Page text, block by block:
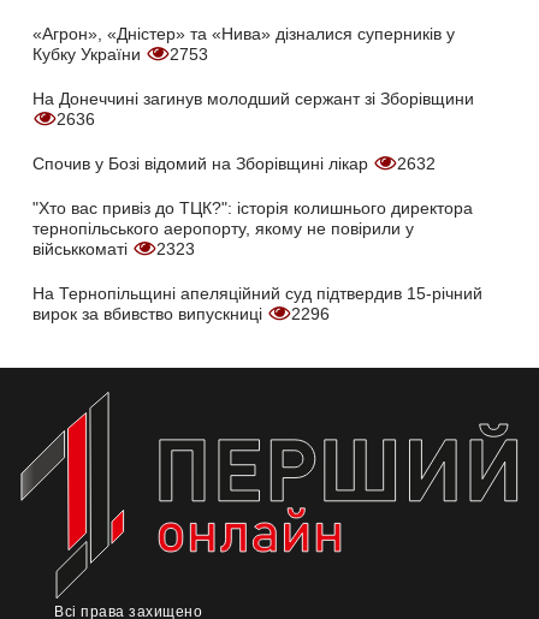
«Агрон», «Дністер» та «Нива» дізналися суперників у
Кубку України
2753
На Донеччині загинув молодший сержант зі Зборівщини
2636
Спочив у Бозі відомий на Зборівщині лікар 2632
"Хто вас привіз до ТЦК?": історія колишнього директора
тернопільського аеропорту, якому не повірили у
військкоматі
2323
На Тернопільщині апеляційний суд підтвердив 15-річний
вирок за вбивство випускниці
2296
Всі права захищено